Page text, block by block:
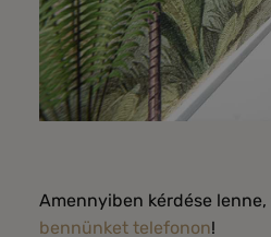
Amennyiben kérdése
bennünket telefonon!